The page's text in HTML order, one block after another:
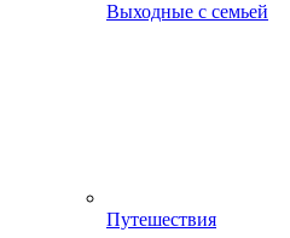
Выходные с семьей
Путешествия